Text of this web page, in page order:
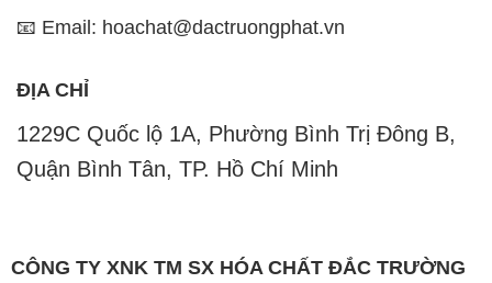
📧 Email: hoachat@dactruongphat.vn
ĐỊA CHỈ
1229C Quốc lộ 1A, Phường Bình Trị Đông B,
Quận Bình Tân, TP. Hồ Chí Minh
CÔNG TY XNK TM SX HÓA CHẤT ĐẮC TRƯỜNG